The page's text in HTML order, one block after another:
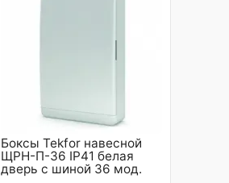
Боксы Tekfor навесной
ЩРН-П-36 IP41 белая
дверь с шиной 36 мод.